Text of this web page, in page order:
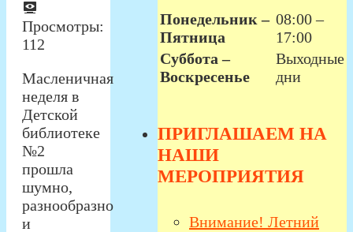
Просмотры:
112
Масленичная
неделя в
Детской
библиотеке
№2
прошла
шумно,
разнообразно
и
Понедельник –
Пятница
08:00 –
17:00
Суббота –
Воскресенье
Выходные
дни
ПРИГЛАШАЕМ НА
НАШИ
МЕРОПРИЯТИЯ
Внимание! Летний